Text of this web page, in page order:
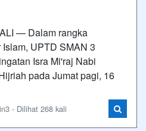
— Dalam rangka
UPTD SMAN 3
Isra Mi'raj Nabi
pada Jumat pagi, 16
- Dilihat 268 kali